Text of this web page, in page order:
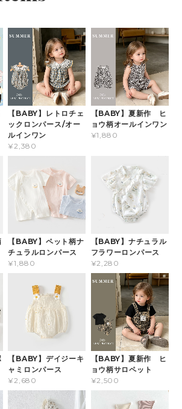
【BABY】レトロチェ
ックロンパース/オー
ルインワン
¥2,380
【BABY】夏新作 ヒ
ョウ柄オールインワン
¥1,880
【BABY】ペット柄ナ
チュラルロンパース
¥1,880
【BABY】ナチュラル
フラワーロンパース
¥2,280
【BABY】デイジーキ
ャミロンパース
¥2,680
【BABY】夏新作 ヒ
ョウ柄サロペット
¥2,500